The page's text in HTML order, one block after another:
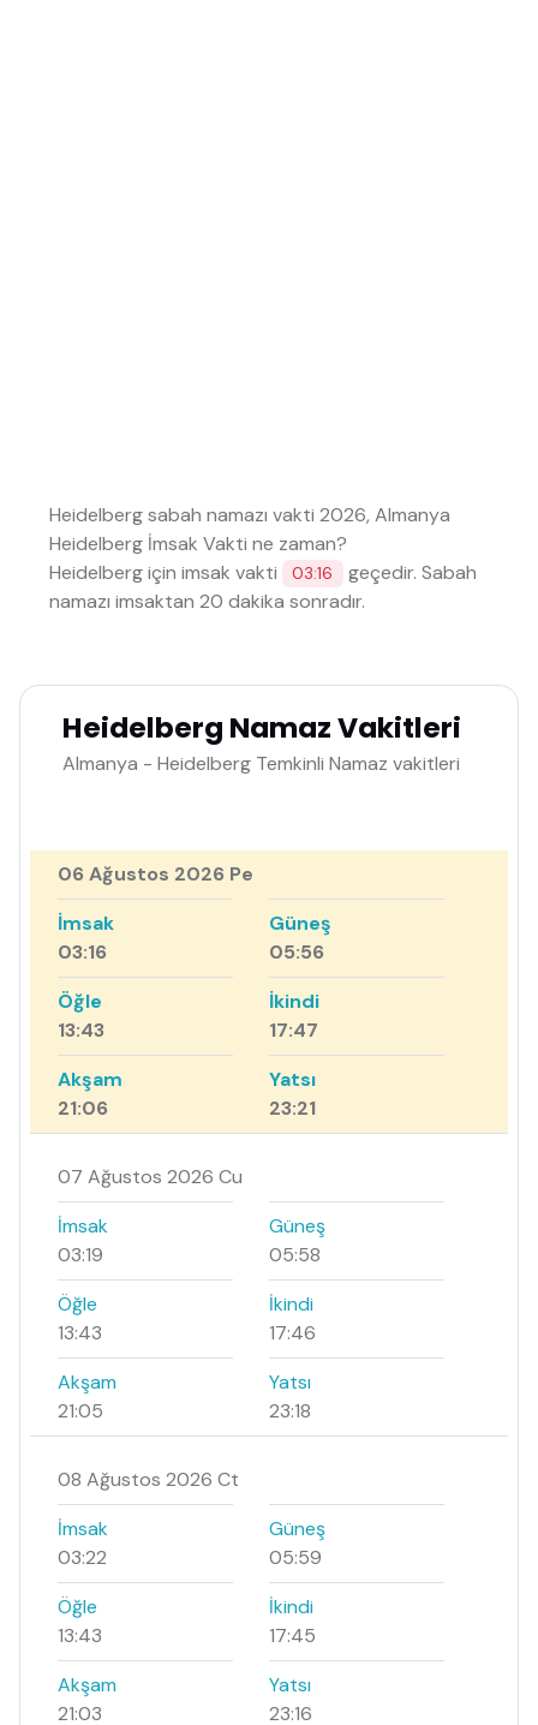
Heidelberg sabah namazı vakti 2026, Almanya
Heidelberg İmsak Vakti ne zaman?
Heidelberg için imsak vakti
03:16
geçedir. Sabah
namazı imsaktan 20 dakika sonradır.
Heidelberg Namaz Vakitleri
Almanya - Heidelberg Temkinli Namaz vakitleri
06 Ağustos 2026 Pe
İmsak
03:16
Güneş
05:56
Öğle
13:43
İkindi
17:47
Akşam
21:06
Yatsı
23:21
07 Ağustos 2026 Cu
İmsak
03:19
Güneş
05:58
Öğle
13:43
İkindi
17:46
Akşam
21:05
Yatsı
23:18
08 Ağustos 2026 Ct
İmsak
03:22
Güneş
05:59
Öğle
13:43
İkindi
17:45
Akşam
21:03
Yatsı
23:16